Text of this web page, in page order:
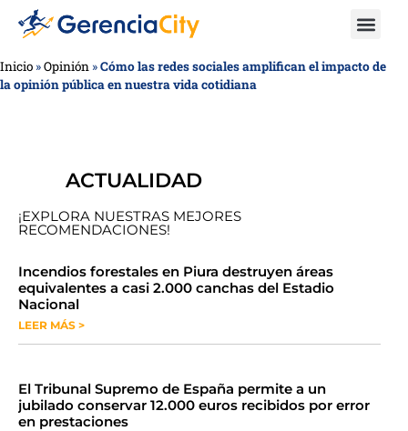
Inicio »Opinión »Cómo las redes sociales amplifican el impacto de
la opinión pública en nuestra vida cotidiana
ACTUALIDAD
¡EXPLORA NUESTRAS MEJORES
RECOMENDACIONES!
​​​​Incendios forestales en Piura destruyen áreas
equivalentes a casi 2.000 canchas del Estadio
Nacional
LEER MÁS >
​El Tribunal Supremo de España permite a un
jubilado conservar 12.000 euros recibidos por error
en prestaciones